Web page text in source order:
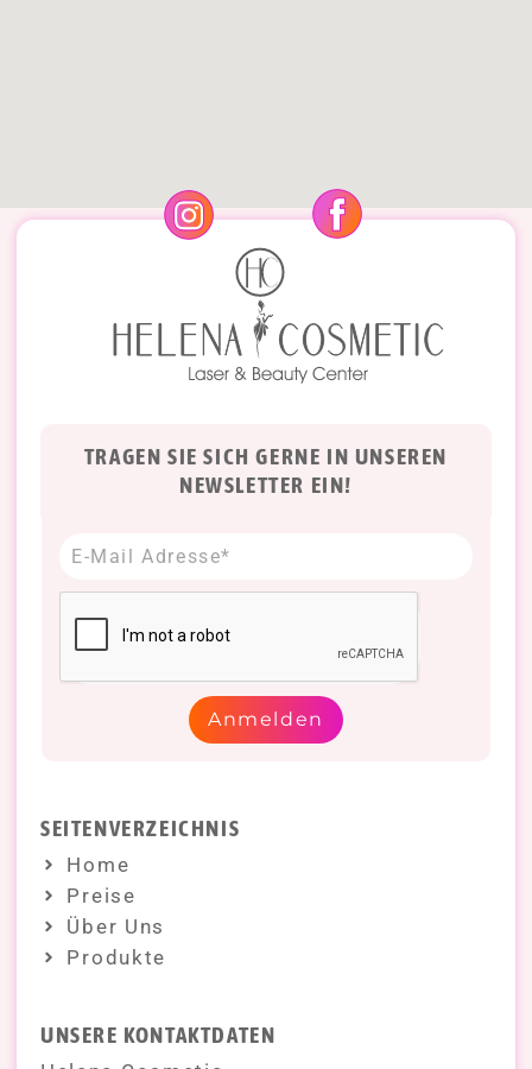
TRAGEN SIE SICH GERNE IN UNSEREN
NEWSLETTER EIN!
Anmelden
SEITENVERZEICHNIS
Home
Preise
Über Uns
Produkte
UNSERE KONTAKTDATEN